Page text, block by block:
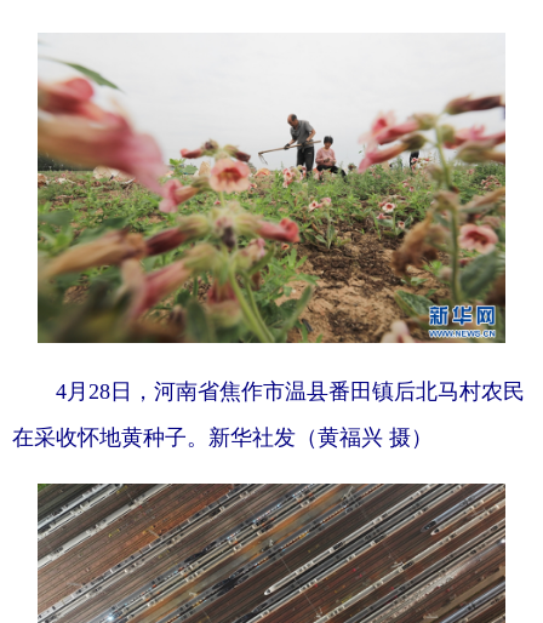
4月28日，河南省焦作市温县番田镇后北马村农民
在采收怀地黄种子。新华社发（黄福兴 摄）